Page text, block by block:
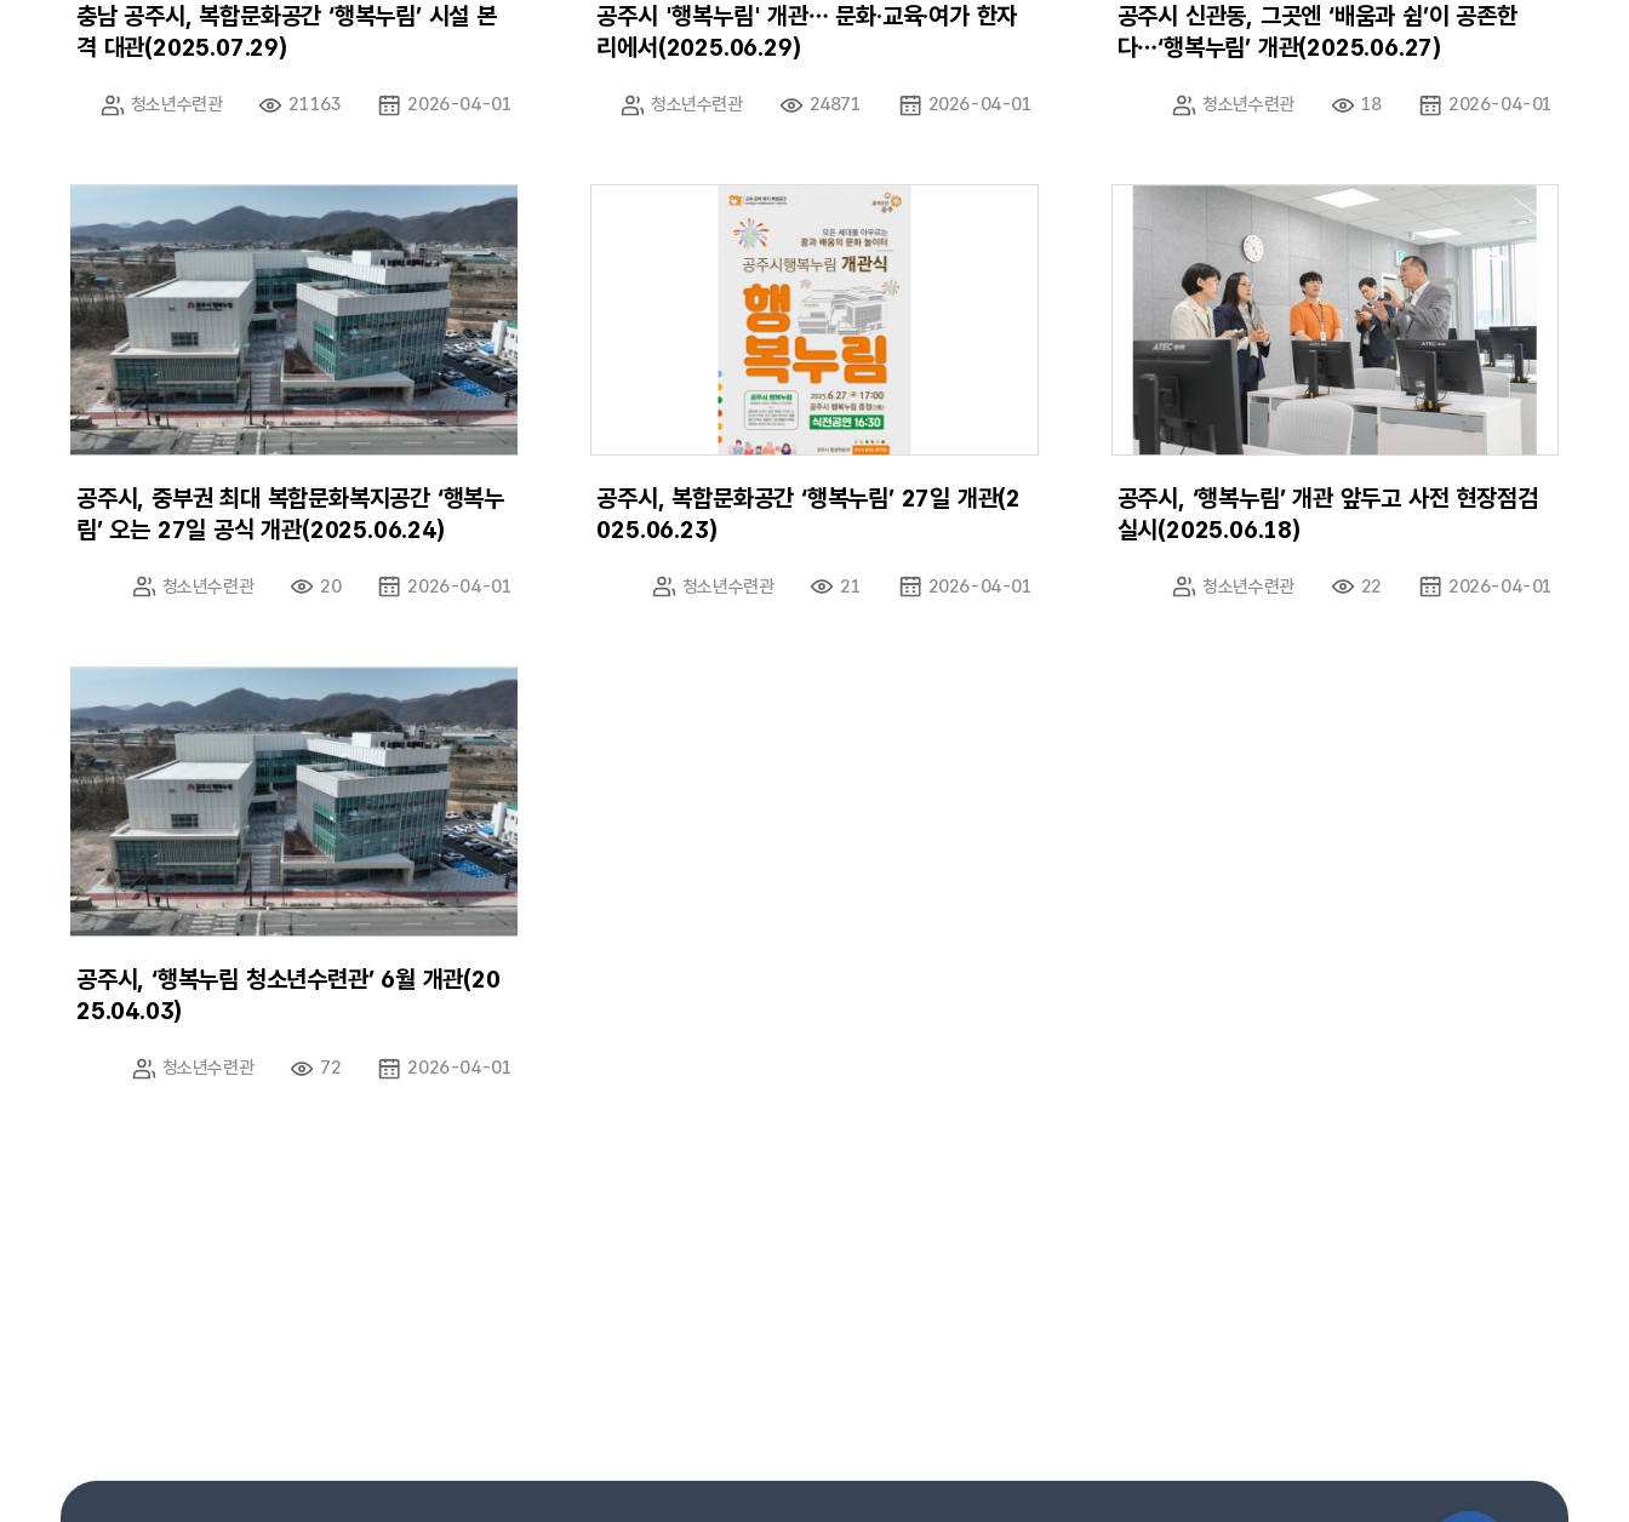
충남 공주시, 복합문화공간 ‘행복누림’ 시설 본
격 대관(2025.07.29)
청소년수련관 21163 2026-04-01
공주시 '행복누림' 개관… 문화·교육·여가 한자
리에서(2025.06.29)
청소년수련관 24871 2026-04-01
공주시 신관동, 그곳엔 ‘배움과 쉼’이 공존한
다…‘행복누림’ 개관(2025.06.27)
청소년수련관 18 2026-04-01
공주시, 중부권 최대 복합문화복지공간 ‘행복누
림’ 오는 27일 공식 개관(2025.06.24)
청소년수련관 20 2026-04-01
공주시, 복합문화공간 ‘행복누림’ 27일 개관(2
025.06.23)
청소년수련관 21 2026-04-01
공주시, ‘행복누림’ 개관 앞두고 사전 현장점검
실시(2025.06.18)
청소년수련관 22 2026-04-01
공주시, ‘행복누림 청소년수련관’ 6월 개관(20
25.04.03)
청소년수련관 72 2026-04-01